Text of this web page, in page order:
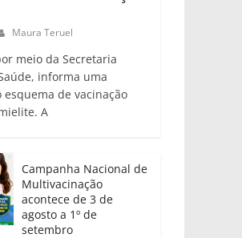
Maura Teruel
meio da Secretaria
informa uma
esquema de vacinação
A
Campanha Nacional de
Multivacinação
acontece de 3 de
agosto a 1º de
setembro